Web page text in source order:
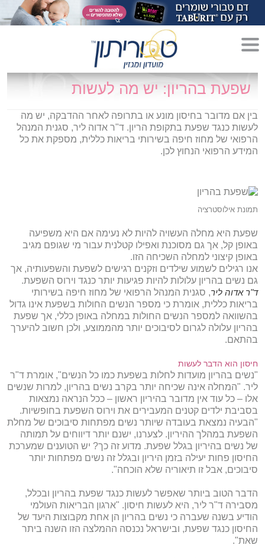
מדריך לגידול הורים»
הריון»
לידה»
מתכונים לקטנטנים»
שפעת בהריון: יש מה לעשות
בין אם מדובר בחיסון מונע או בתרופה לאחר ההדבקה, יש מה
לעשות כנגד שפעת בתקופת הריון. ד"ר אדוה ליר, סגנית המנהל
הרפואי של מחוז חיפה בשירותי בריאות כללית, מספקת את כל
המידע הרפואי הנחוץ לכן.
תמונת אילוסטרציה
שפעת היא מחלה העשויה להיות לא נעימה אם היא משפיעה
באופן קל, אך גם מסוכנת ואפילו קטלנית עבור מי שגופם מגיב
באופן קיצוני למחלה השכיחה הזו.
אנו רגילים לשמוע שילדים וזקנים רגישים לשפעת והשפעותיה, אך
גם נשים בהריון עלולות להיות פגיעות יותר כנגד וירוס השפעת.
ד"ר אדוה ליר, סגנית המנהל הרפואי של מחוז חיפה בשירותי
בריאות כללית, אומרת כי מספר הנשים החולות בשפעת אינו גדול
בהשוואה למספר הנשים החולות במחלה באופן כללי, אך שפעת
בהריון עלולה לגרום לסיבוכים יותר מהממוצע, ולכן חשוב להיערך
בהתאם.
חיסון הוא הדבר לעשות
"נשים בהריון מועדות לחלות בשפעת כמו כל הנשים", אומרת ד"ר
ליר. "המחלה אינה שכיחה יותר בקרב נשים בהריון, למרות שנשים
אלו – כל עוד אין מדובר בהיריון ראשון – ככל הנראה נמצאות
בסביבת ילדים קטנים המעבירים את וירוס השפעת בחופשיות.
"הבעיה נמצאת בעובדה שיותר נשים מפתחות סיבוכים של מחלת
השפעת במהלך ההיריון. לצערנו, ישנם יותר דיווחים על תמותה
של נשים בהיריון בגלל שפעת. מדוע זה כך? יש הטוענים שמערכת
החיסון פחות יעילה בזמן היריון ובגלל זה נשים מפתחות יותר
סיבוכים, אבל זו תיאוריה שלא הוכחה".
הדבר הטוב ביותר שאפשר לעשות כנגד שפעת בהריון ובכלל,
מסבירה ד"ר ליר, היא לעשות חיסון. "ארגון הבריאות העולמי
הודיע בשנה שעברה כי נשים בהריון הן אחת מקבוצות היעד של
החיסון כנגד שפעת, ובישראל נכנסה ההמלצה הזו השנה ביתר
שאת".